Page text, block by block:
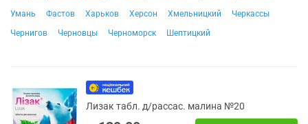
Умань
Фастов Харьков Херсон Хмельницкий
Черкассы
Чернигов
Черновцы Черноморск Шептицкий
Лизак табл. д/рассас. малина №20